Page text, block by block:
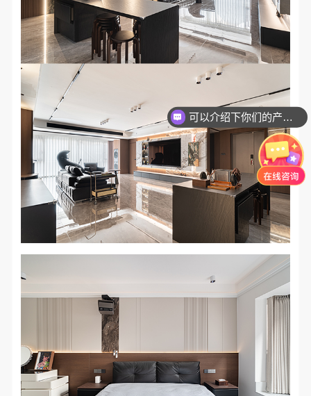
可以介绍下你们的产品么？